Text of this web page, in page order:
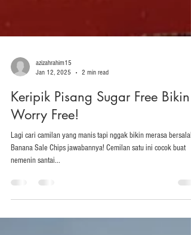
azizahrahim15
Jan 12, 2025
2 min read
Keripik Pisang Sugar Free Bikin
Worry Free!
Lagi cari camilan yang manis tapi nggak bikin merasa
nemenin santai...